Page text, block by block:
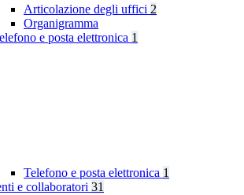
Articolazione degli uffici 2
Organigramma
e posta elettronica 1
Telefono e posta elettronica 1
e collaboratori 31